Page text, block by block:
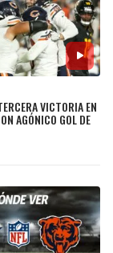
VICTORIA EN
AGÓNICO GOL DE